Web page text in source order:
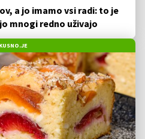
a jo imamo vsi radi: to je
mnogi redno uživajo